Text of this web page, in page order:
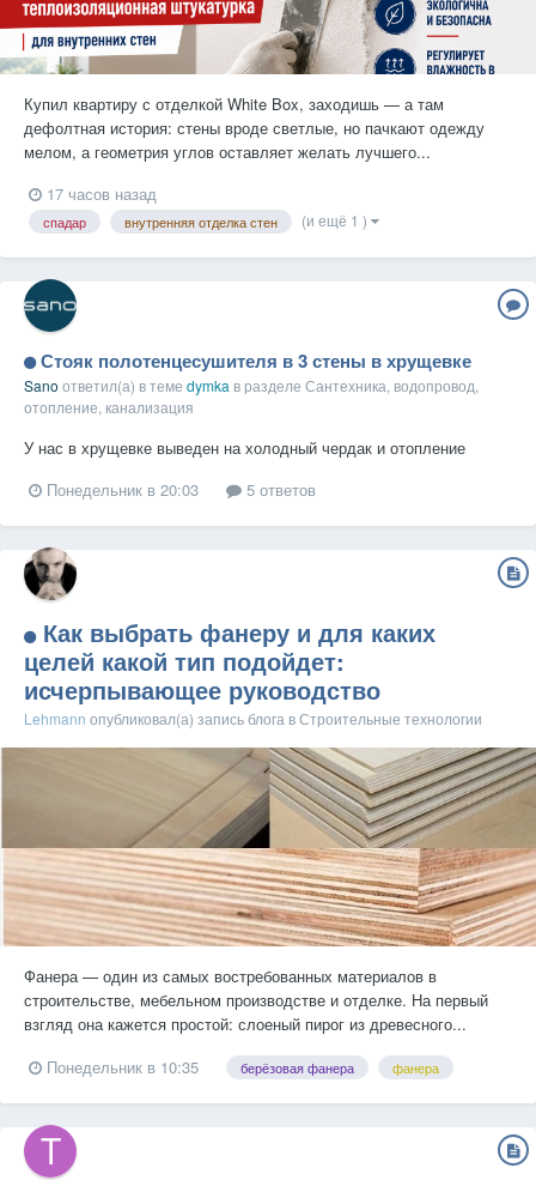
Купил квартиру с отделкой White Box, заходишь — а там
дефолтная история: стены вроде светлые, но пачкают одежду
мелом, а геометрия углов оставляет желать лучшего...
17 часов назад
спадар внутренняя отделка стен (и ещё 1 )
Стояк полотенцесушителя в 3 стены в хрущевке
Sano ответил(а) в теме dymka в разделе Сантехника, водопровод,
отопление, канализация
У нас в хрущевке выведен на холодный чердак и отопление
Понедельник в 20:03
5 ответов
Как выбрать фанеру и для каких
целей какой тип подойдет:
исчерпывающее руководство
Lehmann опубликовал(а) запись блога вСтроительные технологии
Фанера — один из самых востребованных материалов в
строительстве, мебельном производстве и отделке. На первый
взгляд она кажется простой: слоеный пирог из древесного...
Понедельник в 10:35
берёзовая фанера фанера